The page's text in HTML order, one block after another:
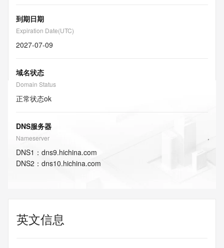
到期日期
Expiration Date(UTC)
2027-07-09
域名状态
Domain Status
正常状态ok
DNS服务器
Nameserver
DNS1 ： dns9.hichina.com
DNS2 ： dns10.hichina.com
英文信息